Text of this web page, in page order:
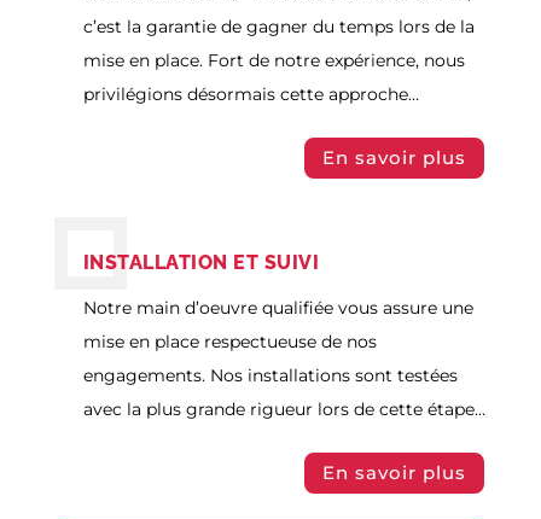
c’est la garantie de gagner du temps lors de la
mise en place. Fort de notre expérience, nous
privilégions désormais cette approche…
En savoir plus
INSTALLATION ET SUIVI
Notre main d’oeuvre qualifiée vous assure une
mise en place respectueuse de nos
engagements. Nos installations sont testées
avec la plus grande rigueur lors de cette étape…
En savoir plus